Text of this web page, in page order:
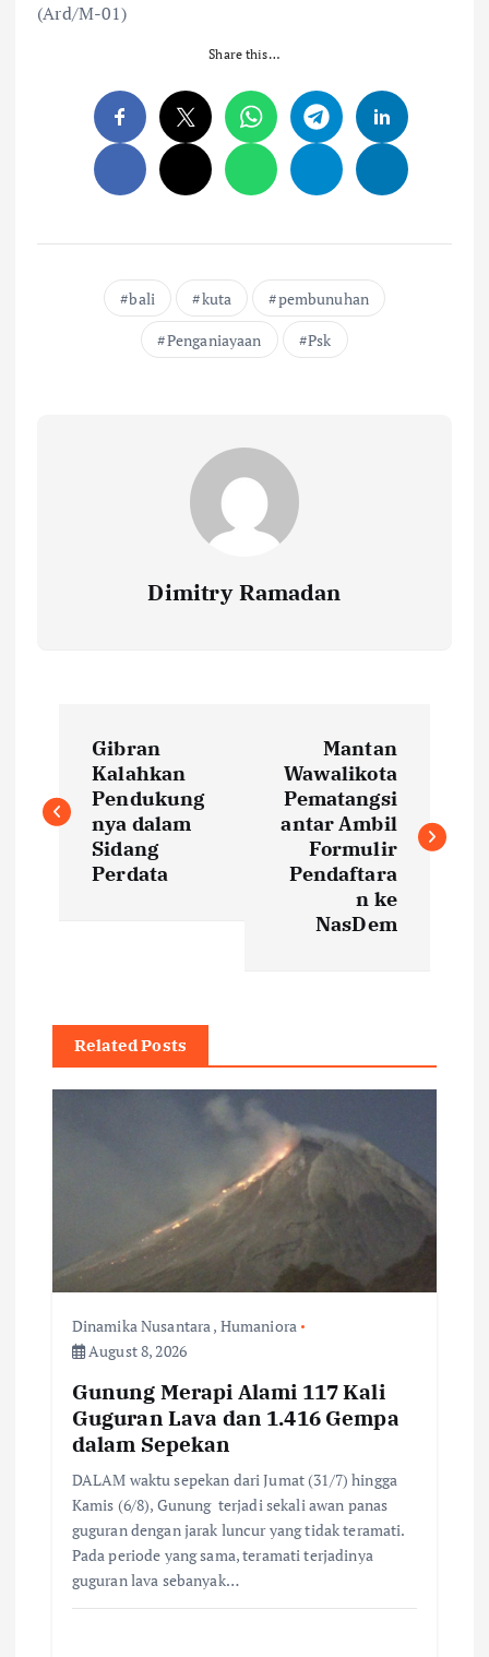
(Ard/M-01)
Share this…
bali kuta
pembunuhan
Penganiayaan
Psk
Dimitry Ramadan
o
s
Gibran
Kalahkan
Pendukung
nya dalam
Sidang
Perdata
Mantan
Wawalikota
Pematangsi
antar Ambil
Formulir
Pendaftara
n ke
NasDem
Related Posts
Dinamika Nusantara, Humaniora
August 8, 2026
Gunung Merapi Alami 117 Kali
Guguran Lava dan 1.416 Gempa
dalam Sepekan
DALAM waktu sepekan dari Jumat (31/7) hingga
Kamis (6/8), Gunung terjadi sekali awan panas
guguran dengan jarak luncur yang tidak teramati.
Pada periode yang sama, teramati terjadinya
guguran lava sebanyak…